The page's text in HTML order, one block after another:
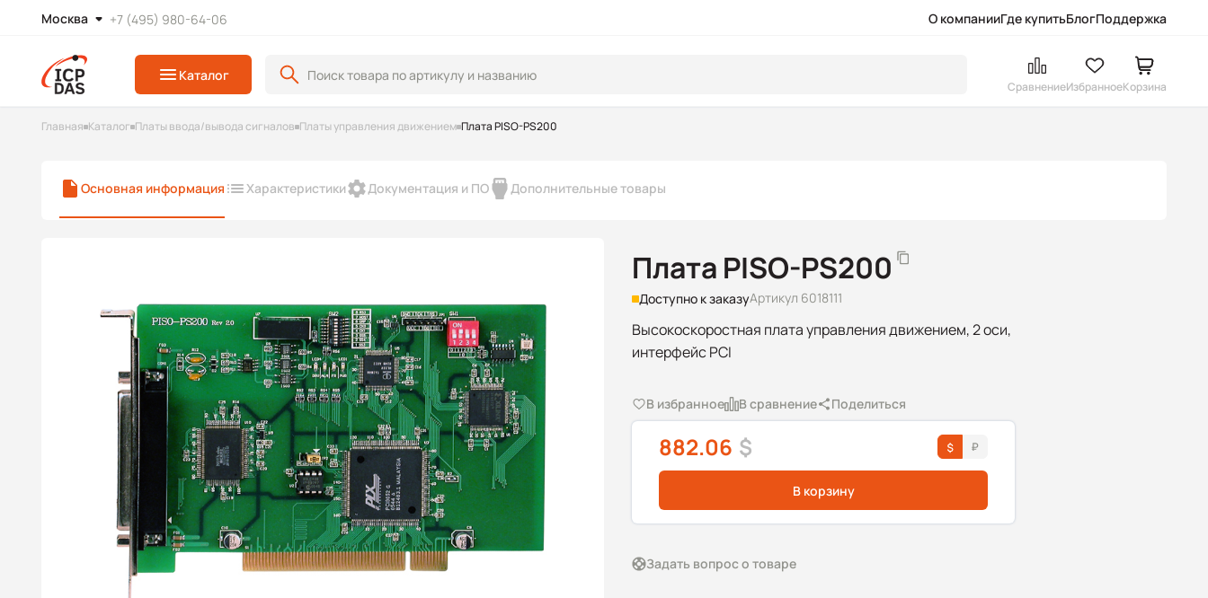
Москва +7 (495) 980-64-06 О компанииГде купитьБлогПоддержка
Каталог
СравнениеИзбранноеКорзина
Главная Каталог Платы ввода/вывода сигналов Платы управления движением Плата PISO-PS200
Основная информация Характеристики Документация и ПО Дополнительные товары
Плата PISO-PS200
Доступно к заказуАртикул 6018111
Высокоскоростная плата управления движением, 2 оси,
интерфейс PCI
В избранное В сравнение Поделиться
882.06 $
В корзину
Задать вопрос о товаре